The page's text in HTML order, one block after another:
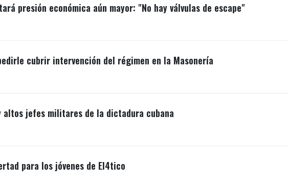
presión económica aún mayor: "No hay válvulas de escape"
cubrir intervención del régimen en la Masonería
altos jefes militares de la dictadura cubana
para los jóvenes de El4tico